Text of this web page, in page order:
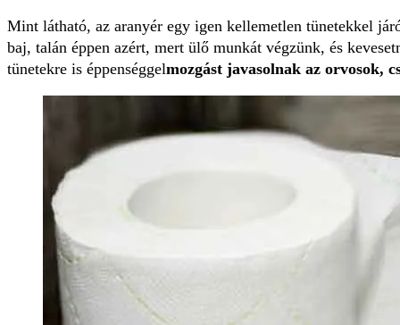
Mint látható, az aranyér egy igen kellemetlen tünetekkel
baj, talán éppen azért, mert ülő munkát végzünk, és
tünetekre is éppenséggelmozgást javasolnak az orvosok,